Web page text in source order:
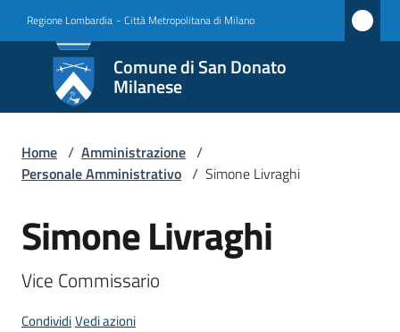
Regione Lombardia - Città Metropolitana di Milano
Comune di San Donato
Milanese
Comune
di San
Donato
Milanese
Amministrazione
Menu selezionato
Novità
Servizi
Home / Amministrazione /
Personale Amministrativo / Simone Livraghi
Salta al contenuto
Simone Livraghi
Vice Commissario
CondividiVedi azioni